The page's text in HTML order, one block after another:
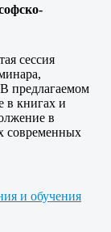
сессия
предлагаемом
в книгах и
в
современных
и обучения